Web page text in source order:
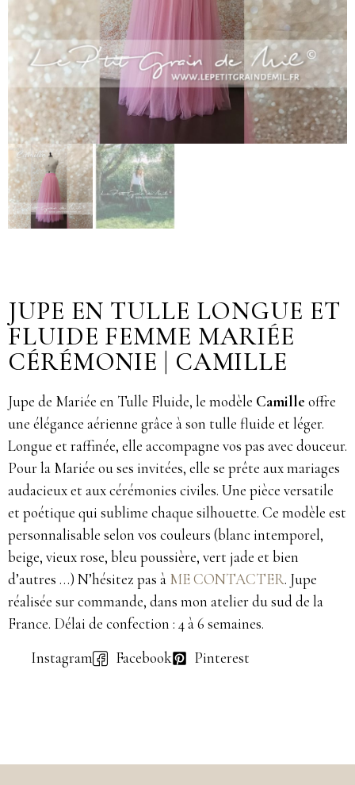
JUPE EN TULLE LONGUE ET
FLUIDE FEMME MARIÉE
CÉRÉMONIE | CAMILLE
Jupe de Mariée en Tulle Fluide, le modèle Camille offre
une élégance aérienne grâce à son tulle fluide et léger.
Longue et raffinée, elle accompagne vos pas avec douceur.
Pour la Mariée ou ses invitées, elle se prête aux mariages
audacieux et aux cérémonies civiles. Une pièce versatile
et poétique qui sublime chaque silhouette. Ce modèle est
personnalisable selon vos couleurs (blanc intemporel,
beige, vieux rose, bleu poussière, vert jade et bien
d’autres …) N’hésitez pas à ME CONTACTER. Jupe
réalisée sur commande, dans mon atelier du sud de la
France. Délai de confection : 4 à 6 semaines.
Instagram
Facebook Pinterest